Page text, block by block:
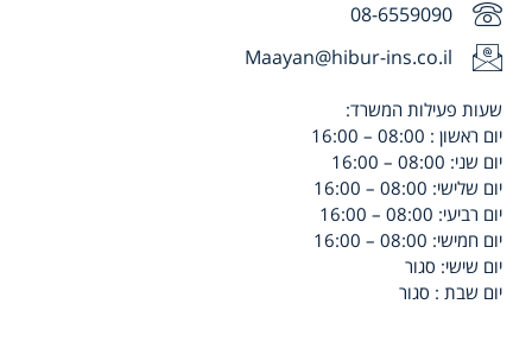
08-6559090
Maayan@hibur-ins.co.il
שעות פעילות המשרד:
יום ראשון : 08:00 – 16:00
יום שני: 08:00 – 16:00
יום שלישי: 08:00 – 16:00
יום רביעי: 08:00 – 16:00
יום חמישי: 08:00 – 16:00
יום שישי: סגור
יום שבת : סגור